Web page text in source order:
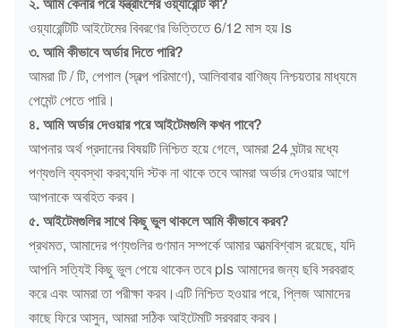
ওয়্যারেন্টিটি আইটেমের বিবরণের ভিত্তিতে 6/12 মাস হয় is
৩. আমি কীভাবে অর্ডার দিতে পারি?
আমরা টি / টি, পেপাল (স্বল্প পরিমাণে), আলিবাবার বাণিজ্য নিশ্চয়তার মাধ্যমে
পেমেন্ট পেতে পারি।
৪. আমি অর্ডার দেওয়ার পরে আইটেমগুলি কখন পাবে?
আপনার অর্থ প্রদানের বিষয়টি নিশ্চিত হয়ে গেলে, আমরা 24 ঘন্টার মধ্যে
পণ্যগুলি ব্যবস্থা করব;যদি স্টক না থাকে তবে আমরা অর্ডার দেওয়ার আগে
আপনাকে অবহিত করব।
৫. আইটেমগুলির সাথে কিছু ভুল থাকলে আমি কীভাবে করব?
প্রথমত, আমাদের পণ্যগুলির গুণমান সম্পর্কে আমার আত্মবিশ্বাস রয়েছে, যদি
আপনি সত্যিই কিছু ভুল পেয়ে থাকেন তবে pls আমাদের জন্য ছবি সরবরাহ
করে এবং আমরা তা পরীক্ষা করব।এটি নিশ্চিত হওয়ার পরে, প্লিজ আমাদের
কাছে ফিরে আসুন, আমরা সঠিক আইটেমটি সরবরাহ করব।